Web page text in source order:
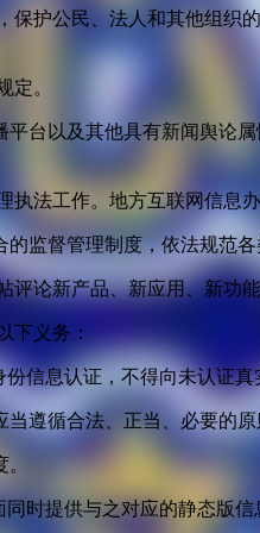
护公民、法人和其他组
定。
台以及其他具有新闻舆论
法工作。地方互联网信息
监督管理制度，依法规范
论新产品、新应用、新
下义务：
信息认证，不得向未认证
遵循合法、正当、必要的
时提供与之对应的静态版信